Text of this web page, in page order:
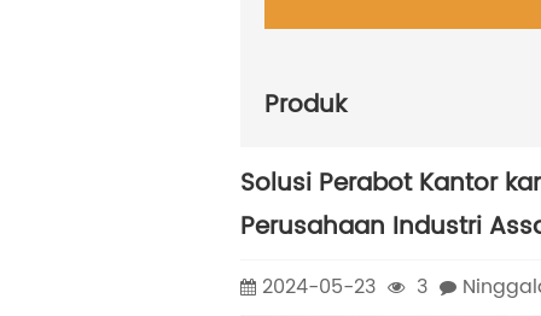
Produk
Solusi Perabot Kantor
Perusahaan Industri
2024-05-23 3